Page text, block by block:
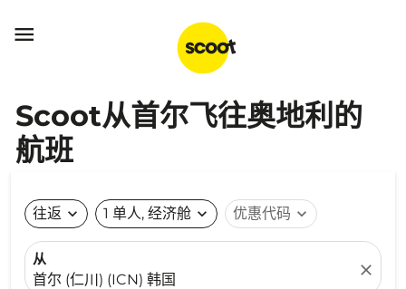

Scoot从首尔飞往奥地利的
航班
往返 expand_more 1 单人, 经济舱 expand_more 优惠代码 expand_more
从
首尔 (仁川) (ICN) 韩国
close